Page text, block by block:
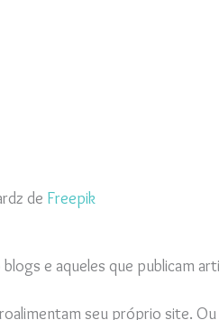
de Freepik
e aqueles que publicam
seu próprio site.